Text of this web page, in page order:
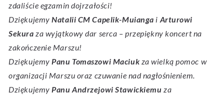
zdaliście egzamin dojrzałości!
DziękujemyNatalii CM Capelik-Muianga i Arturowi
Sekura za wyjątkowy dar serca – przepiękny koncert na
zakończenie Marszu!
DziękujemyPanu Tomaszowi Maciuk za wielką pomoc w
organizacji Marszu oraz czuwanie nad nagłośnieniem.
DziękujemyPanu Andrzejowi Stawickiemu za